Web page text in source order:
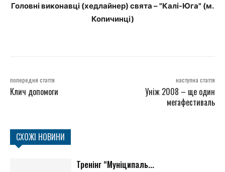
Головні виконавці (хедлайнер) свята – "Калі-Юга" (м.
Копичинці)
попередня стаття
Клич допомоги
наступна стаття
Уніж 2008 – ще один
мегафестиваль
СХОЖІ НОВИНИ
Тренінг “Муніципаль...